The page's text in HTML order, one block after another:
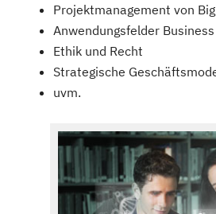
Projektmanagement von
Anwendungsfelder
Ethik und Recht
Strategische
uvm.